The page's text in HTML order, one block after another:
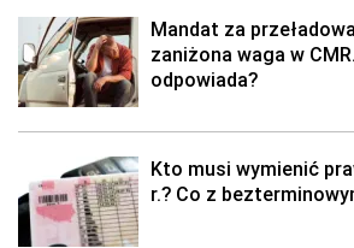
Mandat za
zaniżona waga w
odpowiada?
Kto musi wymienić
r.? Co z